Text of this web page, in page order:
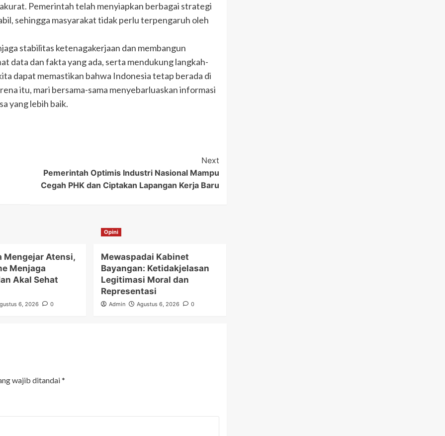
Pemerintah telah menyiapkan berbagai strategi
sehingga masyarakat tidak perlu terpengaruh oleh
stabilitas ketenagakerjaan dan membangun
data dan fakta yang ada, serta mendukung langkah-
dapat memastikan bahwa Indonesia tetap berada di
itu, mari bersama-sama menyebarluaskan informasi
yang lebih baik.
Next
Pemerintah Optimis Industri Nasional Mampu
Cegah PHK dan Ciptakan Lapangan Kerja Baru
Mengejar Atensi,
Menjaga
Akal Sehat
6, 2026 0
Opini
Mewaspadai Kabinet
Bayangan: Ketidakjelasan
Legitimasi Moral dan
Representasi
Admin Agustus 6, 2026 0
wajib ditandai*